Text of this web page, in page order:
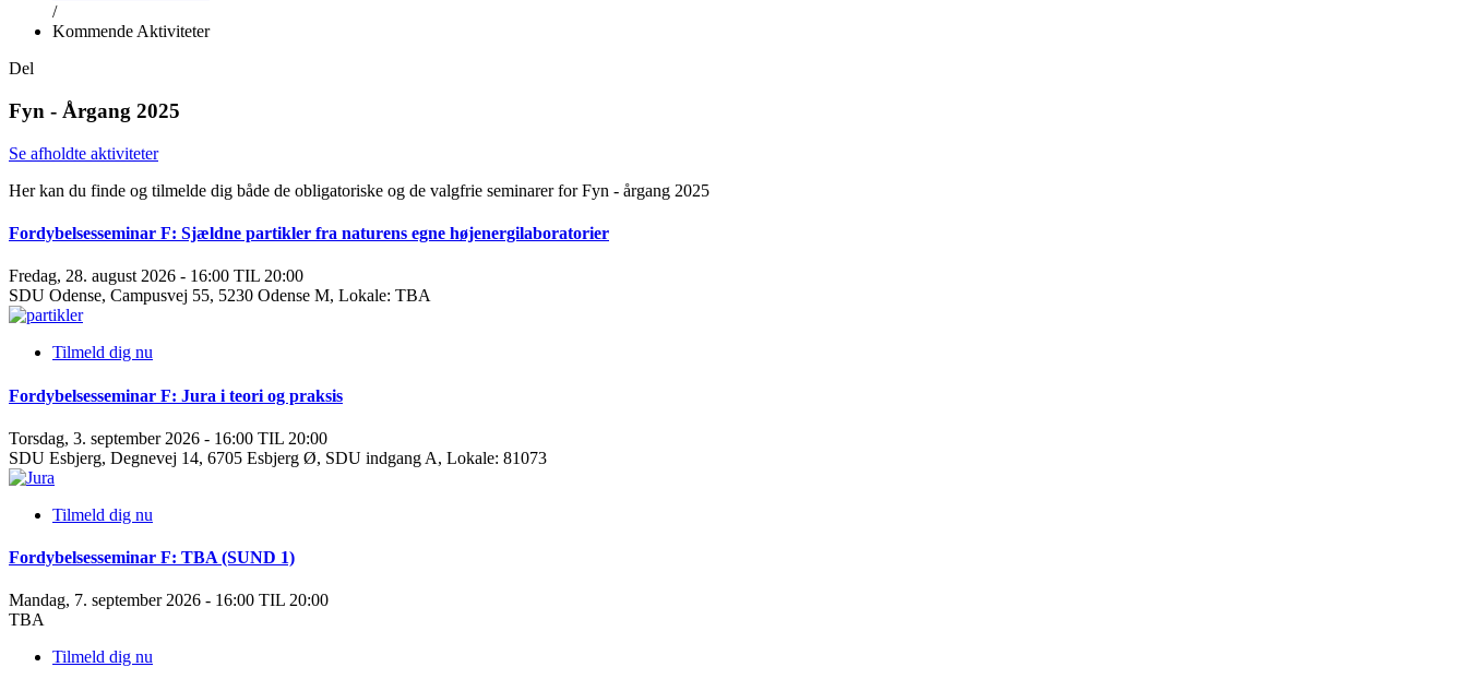
/
Kommende Aktiviteter
Del
Fyn - Årgang 2025
Se afholdte aktiviteter
Her kan du finde og tilmelde dig både de obligatoriske og de valgfrie seminarer for Fyn - årgang 2025
Fordybelsesseminar F: Sjældne partikler fra naturens egne højenergilaboratorier
Fredag, 28. august 2026 - 16:00 TIL 20:00
SDU Odense, Campusvej 55, 5230 Odense M, Lokale: TBA
Tilmeld dig nu
Fordybelsesseminar F: Jura i teori og praksis
Torsdag, 3. september 2026 - 16:00 TIL 20:00
SDU Esbjerg, Degnevej 14, 6705 Esbjerg Ø, SDU indgang A, Lokale: 81073
Tilmeld dig nu
Fordybelsesseminar F: TBA (SUND 1)
Mandag, 7. september 2026 - 16:00 TIL 20:00
TBA
Tilmeld dig nu